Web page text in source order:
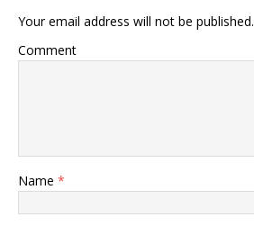
Your email address will not be published.
Comment
Name *